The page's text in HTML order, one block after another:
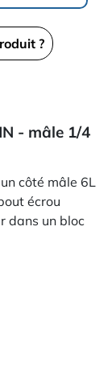
?
- mâle 1/4
côté mâle 6L
écrou
dans un bloc